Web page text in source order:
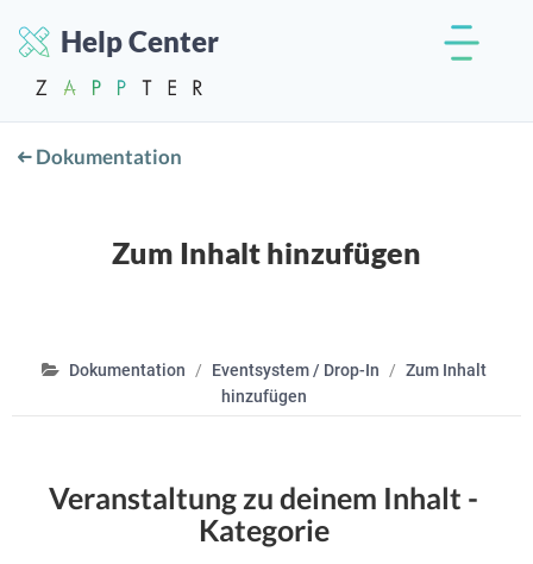
Help Center
Dokumentation
Zum Inhalt hinzufügen
Dokumentation Eventsystem / Drop-In
Zum Inhalt
hinzufügen
Veranstaltung zu deinem Inhalt -
Kategorie